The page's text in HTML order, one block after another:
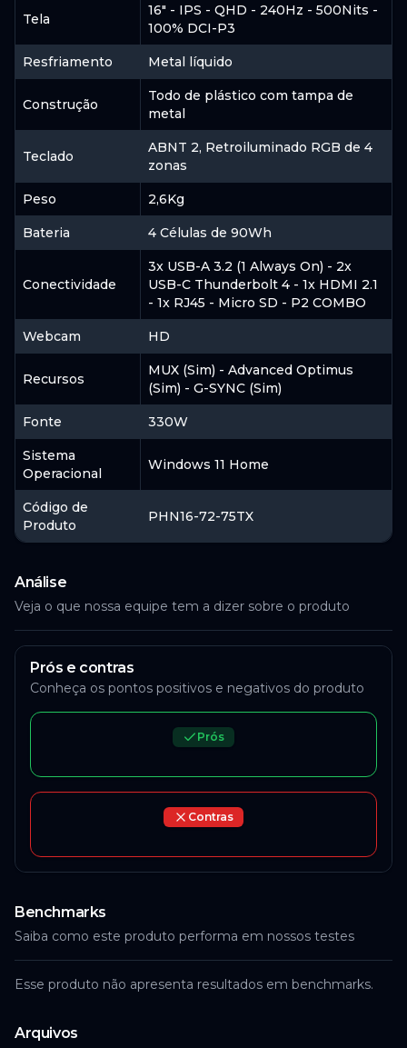
Tela
16" - IPS - QHD - 240Hz - 500Nits -
100% DCI-P3
Resfriamento Metal líquido
Construção
Todo de plástico com tampa de
metal
Teclado
ABNT 2, Retroiluminado RGB de 4
zonas
Peso 2,6Kg
Bateria 4 Células de 90Wh
Conectividade
3x USB-A 3.2 (1 Always On) - 2x
USB-C Thunderbolt 4 - 1x HDMI 2.1
- 1x RJ45 - Micro SD - P2 COMBO
Webcam HD
Recursos
MUX (Sim) - Advanced Optimus
(Sim) - G-SYNC (Sim)
Fonte 330W
Sistema
Operacional
Windows 11 Home
Código de
Produto
PHN16-72-75TX
Análise
Veja o que nossa equipe tem a dizer sobre o produto
Prós e contras
Conheça os pontos positivos e negativos do produto
Prós
Contras
Benchmarks
Saiba como este produto performa em nossos testes
Esse produto não apresenta resultados em benchmarks.
Arquivos